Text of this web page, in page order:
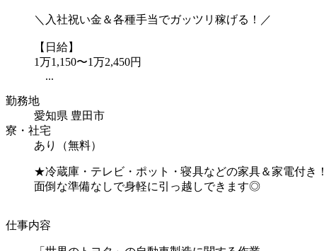
＼入社祝い金＆各種手当でガッツリ稼げる！／
【日給】
1万1,150〜1万2,450円
...
勤務地
愛知県 豊田市
寮・社宅
あり（無料）
★冷蔵庫・テレビ・ポット・寝具などの家具＆家電付き！
面倒な準備なしで身軽に引っ越しできます◎
仕事内容